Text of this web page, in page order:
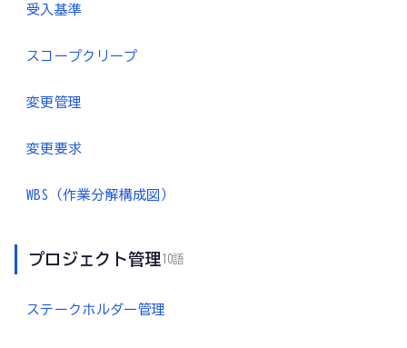
受入基準
スコープクリープ
変更管理
変更要求
WBS（作業分解構成図）
プロジェクト管理 10語
ステークホルダー管理